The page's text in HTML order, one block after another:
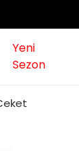
Yeni
Sezon